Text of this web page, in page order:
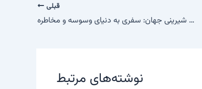
قبلی
خطرناک ترین شیرینی جهان: سفری به دنیای وسوسه و مخاطره
نوشته‌های مرتبط